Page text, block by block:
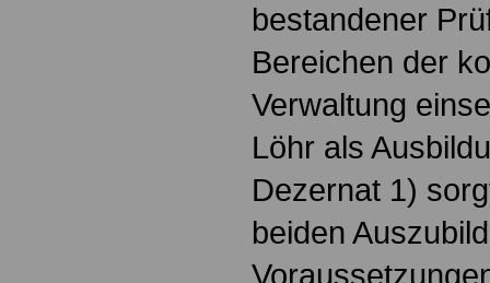
bestandener
Bereichen der
Verwaltung
Löhr als
Dezernat 1)
beiden